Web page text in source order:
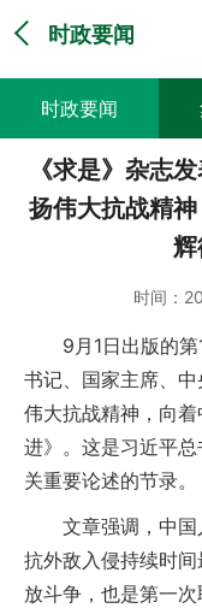
时政要闻
时政要闻
媒体聚焦
《求是》杂志
扬伟大抗战精
辉
时间：
9月1日出版的第
书记、国家主席、
伟大抗战精神，向
进》。这是习近平
关重要论述的节录。
文章强调，中国
抗外敌入侵持续时
放斗争，也是第一